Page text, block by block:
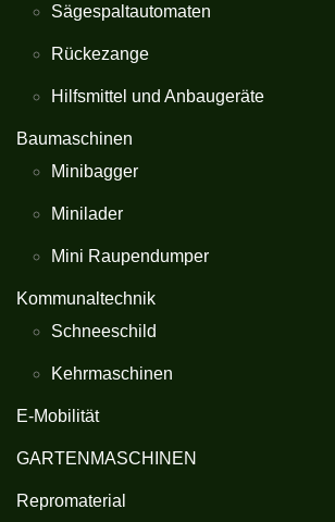
Sägespaltautomaten
Rückezange
Hilfsmittel und Anbaugeräte
Baumaschinen
Minibagger
Minilader
Mini Raupendumper
Kommunaltechnik
Schneeschild
Kehrmaschinen
E-Mobilität
GARTENMASCHINEN
Repromaterial